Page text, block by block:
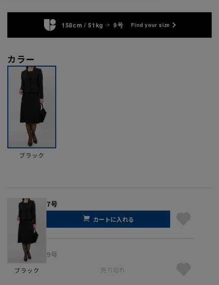
158cm / 51kg 9号 Find your size
カラー
ブラック
ブラック
7号
カートに入れる
9号
売り切れ